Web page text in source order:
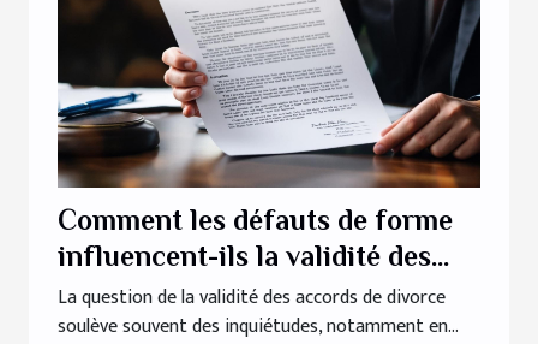
Comment les défauts de forme
influencent-ils la validité des
accords de divorce ?
La question de la validité des accords de divorce
soulève souvent des inquiétudes, notamment en...